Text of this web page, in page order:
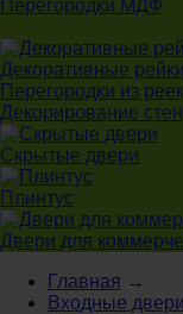
Перегородки МДФ
Декоративные рейки
Перегородки из реек
Декорирование стен
Скрытые двери
Плинтус
Двери для
Главная →
Входные двери